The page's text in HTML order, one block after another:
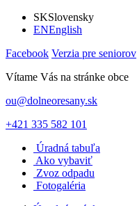
SKSlovensky
ENEnglish
Facebook Verzia pre seniorov
Vítame Vás na stránke obce
ou@dolneoresany.sk
+421 335 582 101
Úradná tabuľa
Ako vybaviť
Zvoz odpadu
Fotogaléria